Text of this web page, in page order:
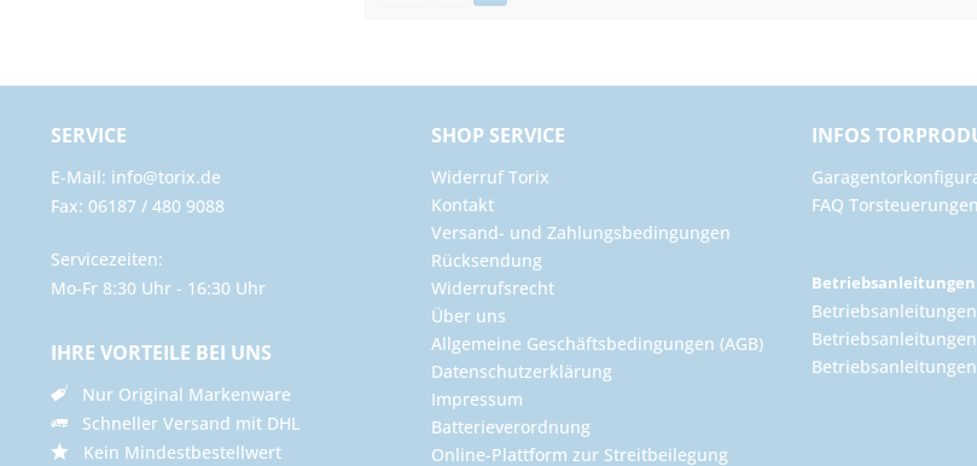
SERVICE
E-Mail: info@torix.de
Fax: 06187 / 480 9088
Servicezeiten:
Mo-Fr 8:30 Uhr - 16:30 Uhr
IHRE VORTEILE BEI UNS
Nur Original Markenware
Schneller Versand mit DHL
Kein Mindestbestellwert
SHOP SERVICE
Widerruf Torix
Kontakt
Versand- und Zahlungsbedingungen
Rücksendung
Widerrufsrecht
Über uns
Allgemeine Geschäftsbedingungen (AGB)
Datenschutzerklärung
Impressum
Batterieverordnung
Online-Plattform zur Streitbeilegung
INFOS
FAQ Torsteuerungen